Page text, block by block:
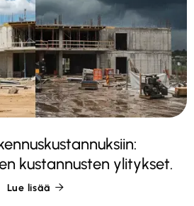
kustannusten ylitykset.
Lue lisää 